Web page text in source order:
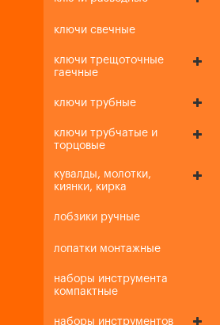
ключи свечные
ключи трещоточные
гаечные
ключи трубные
ключи трубчатые и
торцовые
кувалды, молотки,
киянки, кирка
лобзики ручные
лопатки монтажные
наборы инструмента
компактные
наборы инструментов